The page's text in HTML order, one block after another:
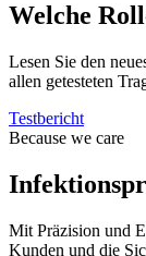
Welche
Lesen Sie den
allen getesteten
Testbericht
Because we care
Mit Präzision und
Kunden und die